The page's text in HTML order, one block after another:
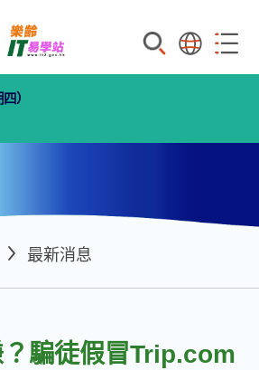
搜索 語言 菜單
）
最新消息
騙徒假冒Trip.com